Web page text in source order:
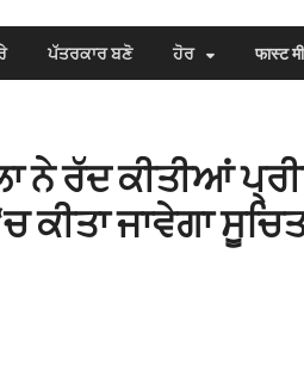
ਪੱਤਰਕਾਰ ਬਣੋ ਹੋਰ फास्ट
ਨੇ ਰੱਦ ਕੀਤੀਆਂ
ਕੀਤਾ ਜਾਵੇਗਾ